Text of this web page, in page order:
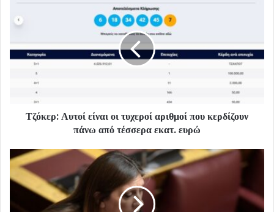
Τζόκερ: Αυτοί είναι οι τυχεροί αριθμοί που κερδίζουν
πάνω από τέσσερα εκατ. ευρώ